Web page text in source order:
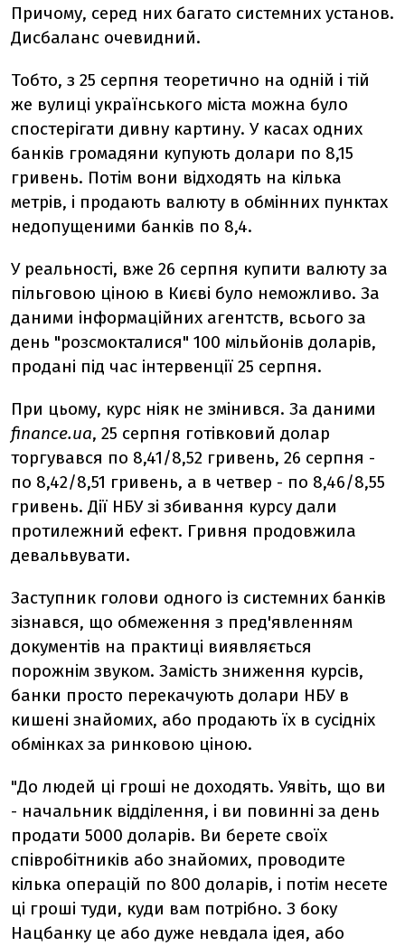
Причому, серед них багато системних установ.
Дисбаланс очевидний.
Тобто, з 25 серпня теоретично на одній і тій
же вулиці українського міста можна було
спостерігати дивну картину. У касах одних
банків громадяни купують долари по 8,15
гривень. Потім вони відходять на кілька
метрів, і продають валюту в обмінних пунктах
недопущеними банків по 8,4.
У реальності, вже 26 серпня купити валюту за
пільговою ціною в Києві було неможливо. За
даними інформаційних агентств, всього за
день "розсмокталися" 100 мільйонів доларів,
продані під час інтервенції 25 серпня.
При цьому, курс ніяк не змінився. За даними
finance.ua, 25 серпня готівковий долар
торгувався по 8,41/8,52 гривень, 26 серпня -
по 8,42/8,51 гривень, а в четвер - по 8,46/8,55
гривень. Дії НБУ зі збивання курсу дали
протилежний ефект. Гривня продовжила
девальвувати.
Заступник голови одного із системних банків
зізнався, що обмеження з пред'явленням
документів на практиці виявляється
порожнім звуком. Замість зниження курсів,
банки просто перекачують долари НБУ в
кишені знайомих, або продають їх в сусідніх
обмінках за ринковою ціною.
"До людей ці гроші не доходять. Уявіть, що ви
- начальник відділення, і ви повинні за день
продати 5000 доларів. Ви берете своїх
співробітників або знайомих, проводите
кілька операцій по 800 доларів, і потім несете
ці гроші туди, куди вам потрібно. З боку
Нацбанку це або дуже невдала ідея, або